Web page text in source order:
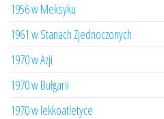
1956 w Meksyku
1961 w Stanach Zjednoczonych
1970 w Azji
1970 w Bułgarii
1970 w lekkoatletyce